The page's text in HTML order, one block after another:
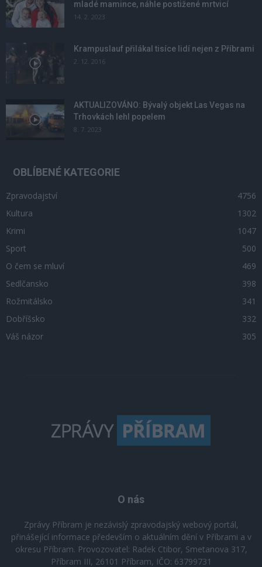
mladé mamince, náhle postižené mrtvicí
14. 2. 2023
Krampuslauf přilákal tisíce lidí nejen z Příbrami
2. 12. 2016
AKTUALIZOVÁNO: Bývalý objekt Las Vegas na
Trhovkách lehl popelem
8. 7. 2023
OBLÍBENÉ KATEGORIE
Zpravodajství
4756
Kultura
1302
Krimi
1047
Sport
500
O čem se mluví
469
Sedlčansko
398
Rožmitálsko
341
Dobříšsko
332
Váš názor
305
O nás
Zprávy Příbram je nezávislý zpravodajský webový portál,
přinášející informace především o aktuálním dění v Příbrami a v
okresu Příbram. Provozovatel: Radek Ctibor, Smetanova 317,
Příbram III, 26101 Příbram, IČO: 63799731